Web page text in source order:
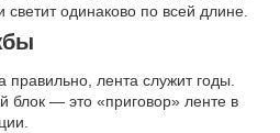
светит одинаково по всей длине.
правильно, лента служит годы.
— это «приговор» ленте в